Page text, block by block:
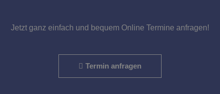
Jetzt ganz einfach und bequem Online Termine anfragen!
Termin anfragen